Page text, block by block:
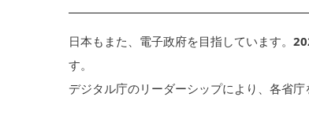
日本もまた、電子政府を目指しています。
す。
デジタル庁のリーダーシップにより、各省